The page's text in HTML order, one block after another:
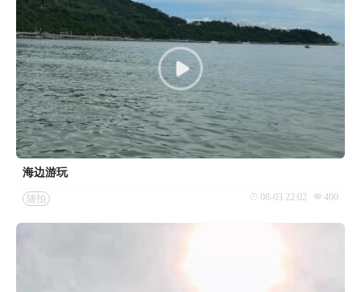
海边游玩
随拍 08-03 22:02 400